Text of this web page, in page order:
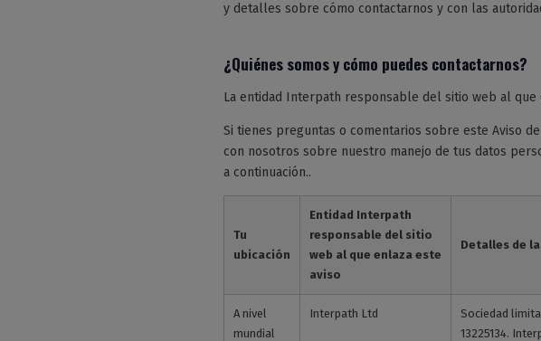
y detalles sobre cómo contactarnos y con las
¿Quiénes somos y cómo puedes contactarnos?
La entidad Interpath responsable del sitio web al
Si tienes preguntas o comentarios sobre este Aviso
con nosotros sobre nuestro manejo de tus datos
a continuación..
Tu
ubicación
Entidad Interpath
responsable del sitio
web al que enlaza este
aviso
Detalles de
A nivel
mundial
Interpath Ltd
Sociedad
13225134.